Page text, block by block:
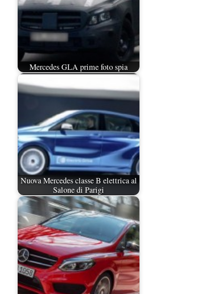
Mercedes GLA prime foto spia
Nuova Mercedes classe B elettrica al
Salone di Parigi